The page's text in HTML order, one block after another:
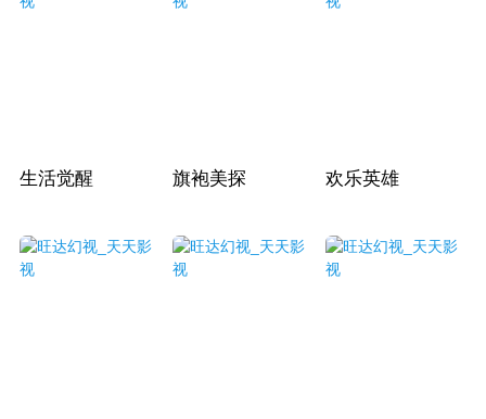
生活觉醒 旗袍美探 欢乐英雄